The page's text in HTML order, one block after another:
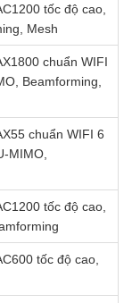
tốc độ cao,
Mesh
chuẩn WIFI
Beamforming,
chuẩn WIFI 6
MIMO,
tốc độ cao,
tốc độ cao,